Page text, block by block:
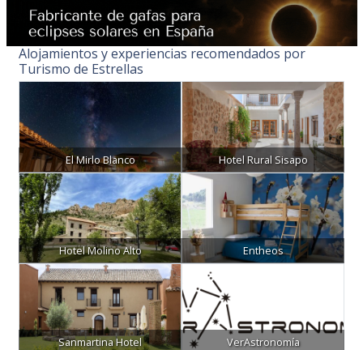
Alojamientos y experiencias recomendados por
Turismo de Estrellas
El Mirlo Blanco Hotel Rural Sisapo
Hotel Molino Alto Entheos
Sanmartina Hotel VerAstronomía